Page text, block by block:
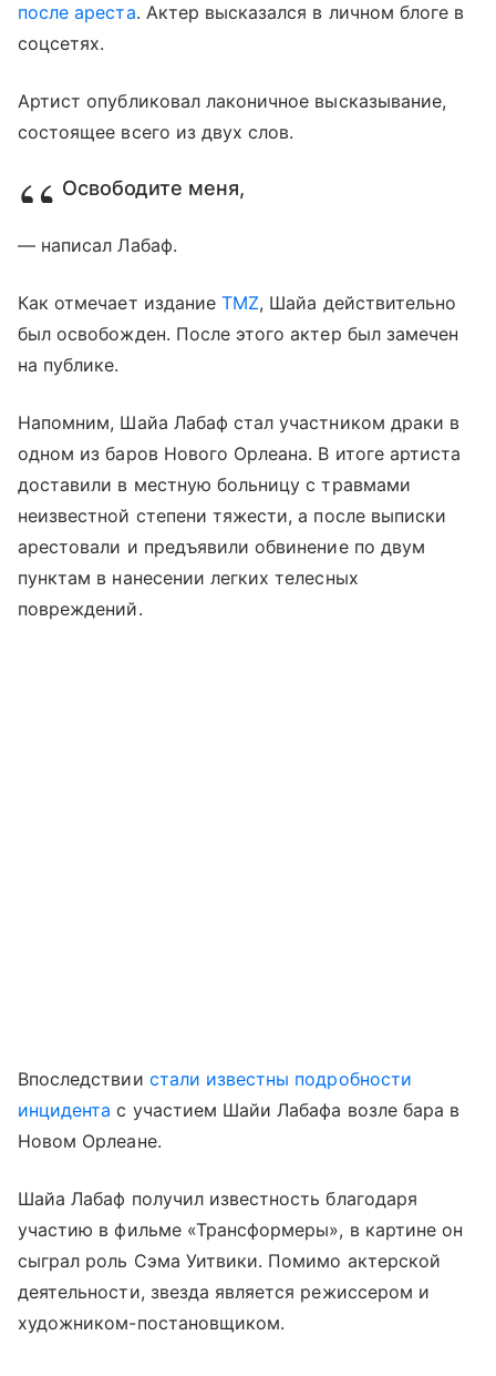
после ареста. Актер высказался в личном блоге в
соцсетях.
Артист опубликовал лаконичное высказывание,
состоящее всего из двух слов.
Освободите меня,
— написал Лабаф.
Как отмечает изданиеTMZ, Шайа действительно
был освобожден. После этого актер был замечен
на публике.
Напомним, Шайа Лабаф стал участником драки в
одном из баров Нового Орлеана. В итоге артиста
доставили в местную больницу с травмами
неизвестной степени тяжести, а после выписки
арестовали и предъявили обвинение по двум
пунктам в нанесении легких телесных
повреждений.
Впоследствии стали известны подробности
инцидента с участием Шайи Лабафа возле бара в
Новом Орлеане.
Шайа Лабаф получил известность благодаря
участию в фильме «Трансформеры», в картине он
сыграл роль Сэма Уитвики. Помимо актерской
деятельности, звезда является режиссером и
художником-постановщиком.